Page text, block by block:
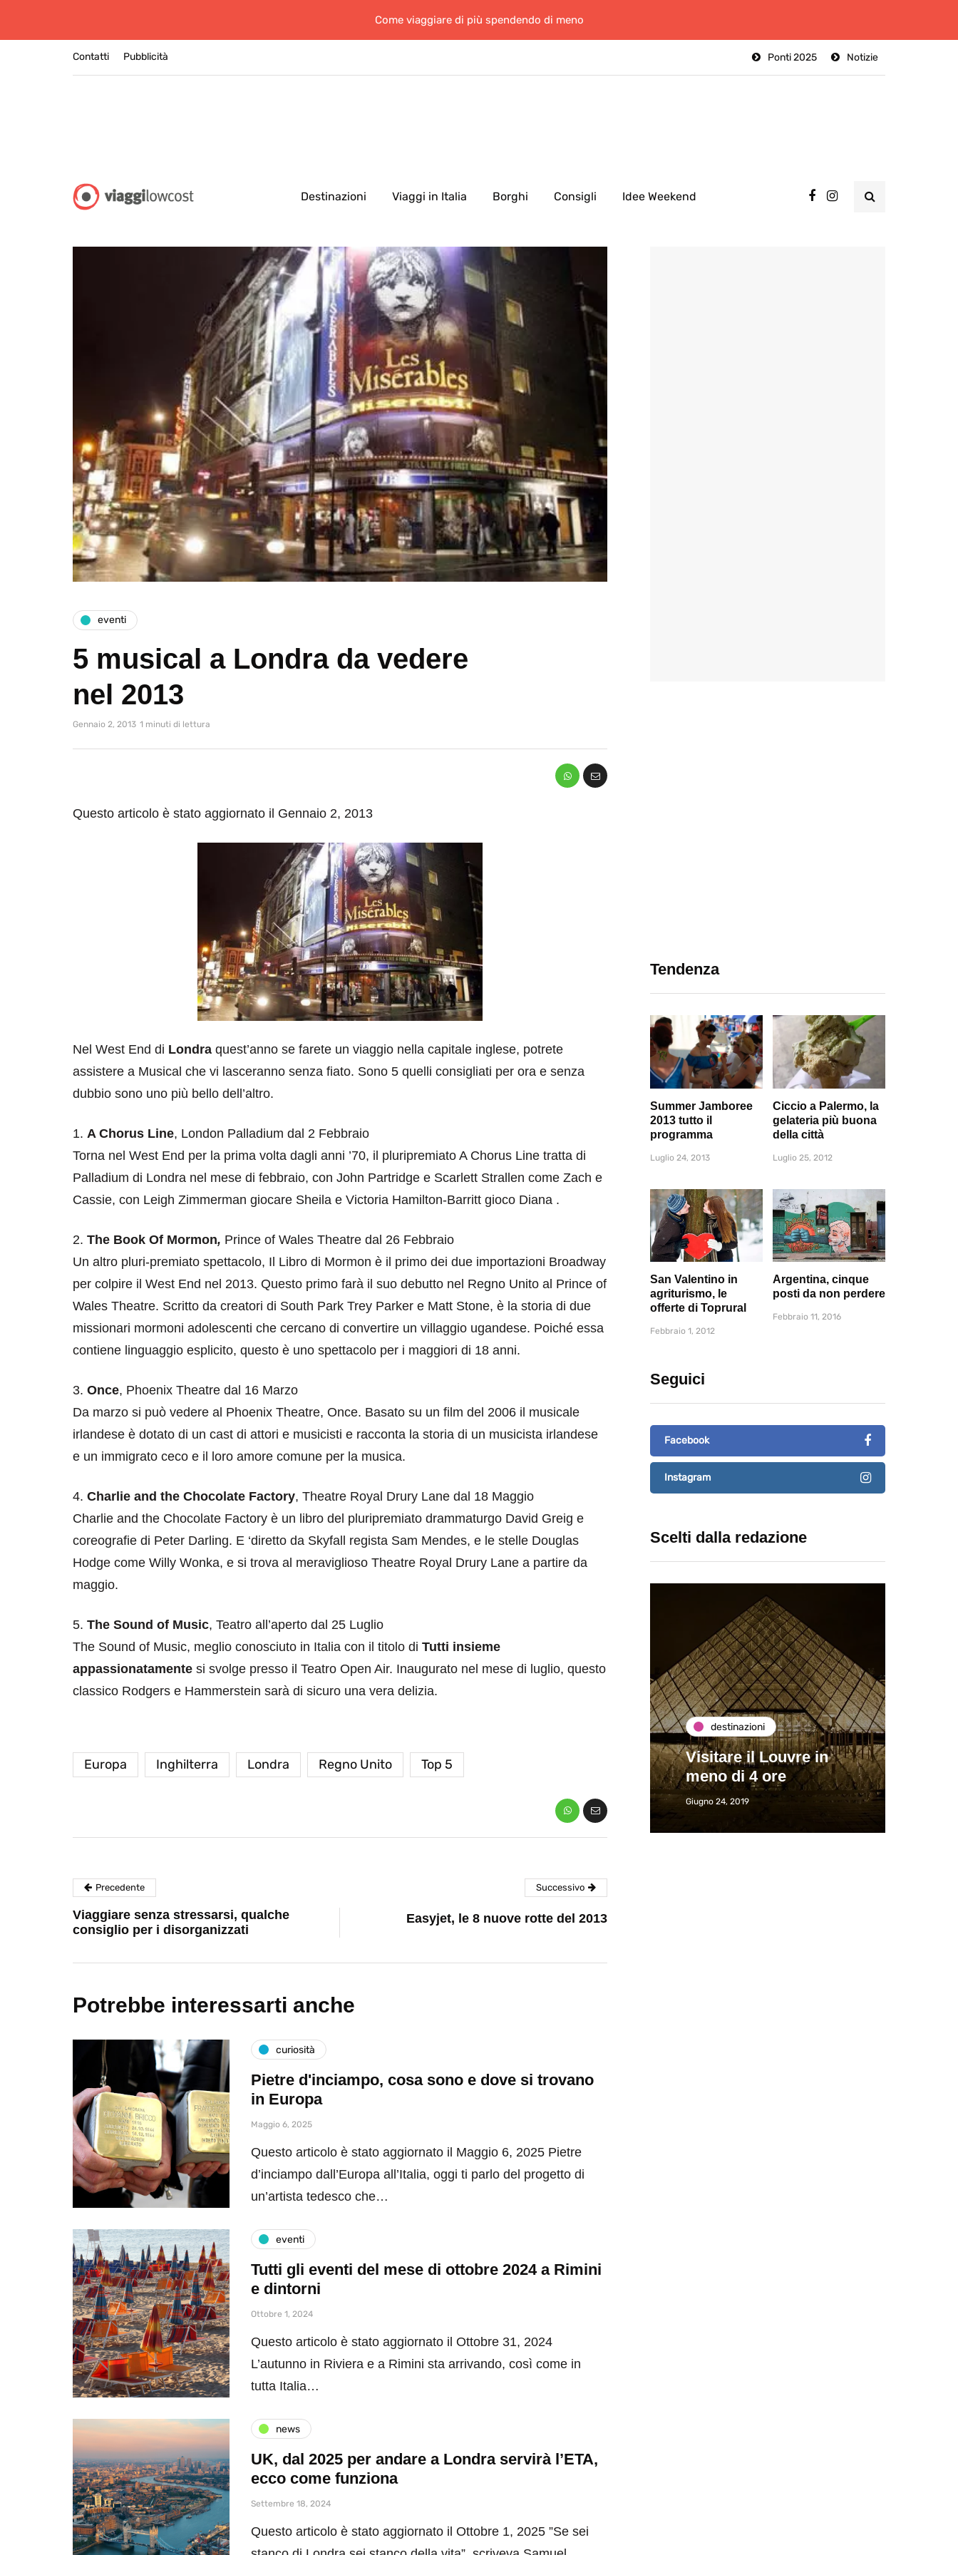
Come viaggiare di più spendendo di meno
Contatti Notizie
Ponti 2025
Pubblicità
Destinazioni Viaggi in Italia Borghi Consigli Idee Weekend
eventi
5 musical a Londra da vedere
nel 2013
Gennaio 2, 2013 1 minuti di lettura
Questo articolo è stato aggiornato il Gennaio 2, 2013
Nel West End di Londra quest’anno se farete un viaggio nella capitale inglese, potrete
assistere a Musical che vi lasceranno senza fiato. Sono 5 quelli consigliati per ora e senza
dubbio sono uno più bello dell’altro.
1. A Chorus Line, London Palladium dal 2 Febbraio
Torna nel West End per la prima volta dagli anni ’70, il pluripremiato A Chorus Line tratta di
Palladium di Londra nel mese di febbraio, con John Partridge e Scarlett Strallen come Zach e
Cassie, con Leigh Zimmerman giocare Sheila e Victoria Hamilton-Barritt gioco Diana .
2. The Book Of Mormon, Prince of Wales Theatre dal 26 Febbraio
Un altro pluri-premiato spettacolo, Il Libro di Mormon è il primo dei due importazioni Broadway
per colpire il West End nel 2013. Questo primo farà il suo debutto nel Regno Unito al Prince of
Wales Theatre. Scritto da creatori di South Park Trey Parker e Matt Stone, è la storia di due
missionari mormoni adolescenti che cercano di convertire un villaggio ugandese. Poiché essa
contiene linguaggio esplicito, questo è uno spettacolo per i maggiori di 18 anni.
3. Once, Phoenix Theatre dal 16 Marzo
Da marzo si può vedere al Phoenix Theatre, Once. Basato su un film del 2006 il musicale
irlandese è dotato di un cast di attori e musicisti e racconta la storia di un musicista irlandese
e un immigrato ceco e il loro amore comune per la musica.
4. Charlie and the Chocolate Factory, Theatre Royal Drury Lane dal 18 Maggio
Charlie and the Chocolate Factory è un libro del pluripremiato drammaturgo David Greig e
coreografie di Peter Darling. E ‘diretto da Skyfall regista Sam Mendes, e le stelle Douglas
Hodge come Willy Wonka, e si trova al meraviglioso Theatre Royal Drury Lane a partire da
maggio.
5. The Sound of Music, Teatro all’aperto dal 25 Luglio
The Sound of Music, meglio conosciuto in Italia con il titolo di Tutti insieme
appassionatamente si svolge presso il Teatro Open Air. Inaugurato nel mese di luglio, questo
classico Rodgers e Hammerstein sarà di sicuro una vera delizia.
Europa Inghilterra Londra Regno Unito Top 5
Tendenza
Summer Jamboree
2013 tutto il
programma
Luglio 24, 2013
Ciccio a Palermo, la
gelateria più buona
della città
Luglio 25, 2012
San Valentino in
agriturismo, le
offerte di Toprural
Febbraio 1, 2012
Argentina, cinque
posti da non perdere
Febbraio 11, 2016
Seguici
Facebook
Instagram
Scelti dalla redazione
il Louvre in
di 4 ore
Paros e la Grecia di
Immaturi il Viaggio
Eventi di aprile 2026 a
Rimini e dintorni
destinazioni
Visitare il Louvre in
meno di 4 ore
Giugno 24, 2019
Precedente
Viaggiare senza stressarsi, qualche
consiglio per i disorganizzati
Successivo
Easyjet, le 8 nuove rotte del 2013
Potrebbe interessarti anche
curiosità
Pietre d'inciampo, cosa sono e dove si trovano
in Europa
Maggio 6, 2025
Questo articolo è stato aggiornato il Maggio 6, 2025 Pietre
d’inciampo dall’Europa all’Italia, oggi ti parlo del progetto di
un’artista tedesco che…
eventi
Tutti gli eventi del mese di ottobre 2024 a Rimini
e dintorni
Ottobre 1, 2024
Questo articolo è stato aggiornato il Ottobre 31, 2024
L’autunno in Riviera e a Rimini sta arrivando, così come in
tutta Italia…
news
UK, dal 2025 per andare a Londra servirà l’ETA,
ecco come funziona
Settembre 18, 2024
Questo articolo è stato aggiornato il Ottobre 1, 2025 ”Se sei